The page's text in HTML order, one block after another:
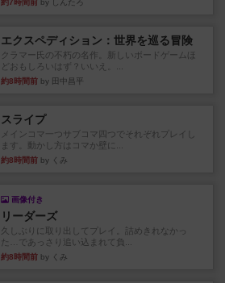
約7時間前 by しんたろ
エクスペディション：世界を巡る冒険
クラマー氏の不朽の名作。新しいボードゲームほ
どおもしろいはず？いいえ。...
約8時間前 by 田中昌平
スライプ
メインコマ一つサブコマ四つでそれぞれプレイし
ます。動かし方はコマか壁に...
約8時間前 by くみ
画像付き
リーダーズ
久しぶりに取り出してプレイ。詰めきれなかっ
た…であっさり追い込まれて負...
約8時間前 by くみ